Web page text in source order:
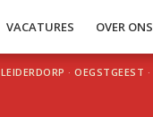
VACATURES OVER ONS
LEIDERDORP · OEGSTGEEST ·